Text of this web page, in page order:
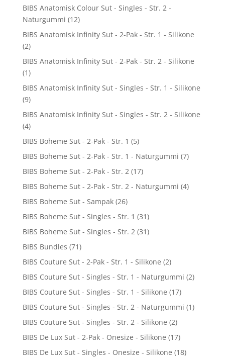
BIBS Anatomisk Colour Sut - Singles - Str. 2 -
Naturgummi (12)
BIBS Anatomisk Infinity Sut - 2-Pak - Str. 1 - Silikone
(2)
BIBS Anatomisk Infinity Sut - 2-Pak - Str. 2 - Silikone
(1)
BIBS Anatomisk Infinity Sut - Singles - Str. 1 - Silikone
(9)
BIBS Anatomisk Infinity Sut - Singles - Str. 2 - Silikone
(4)
BIBS Boheme Sut - 2-Pak - Str. 1 (5)
BIBS Boheme Sut - 2-Pak - Str. 1 - Naturgummi (7)
BIBS Boheme Sut - 2-Pak - Str. 2 (17)
BIBS Boheme Sut - 2-Pak - Str. 2 - Naturgummi (4)
BIBS Boheme Sut - Sampak (26)
BIBS Boheme Sut - Singles - Str. 1 (31)
BIBS Boheme Sut - Singles - Str. 2 (31)
BIBS Bundles (71)
BIBS Couture Sut - 2-Pak - Str. 1 - Silikone (2)
BIBS Couture Sut - Singles - Str. 1 - Naturgummi (2)
BIBS Couture Sut - Singles - Str. 1 - Silikone (17)
BIBS Couture Sut - Singles - Str. 2 - Naturgummi (1)
BIBS Couture Sut - Singles - Str. 2 - Silikone (2)
BIBS De Lux Sut - 2-Pak - Onesize - Silikone (17)
BIBS De Lux Sut - Singles - Onesize - Silikone (18)